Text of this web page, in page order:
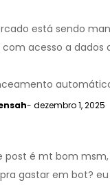
está sendo
acesso a dados
- dezembro 1, 2025
post é mt bom
gastar em bot?